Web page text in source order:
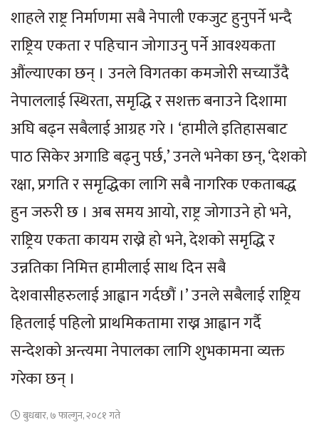
शाहले राष्ट्र निर्माणमा सबै नेपाली एकजुट हुनुपर्ने भन्दै
राष्ट्रिय एकता र पहिचान जोगाउनु पर्ने आवश्यकता
औंल्याएका छन् । उनले विगतका कमजोरी सच्याउँदै
नेपाललाई स्थिरता, समृद्धि र सशक्त बनाउने दिशामा
अघि बढ्न सबैलाई आग्रह गरे । ‘हामीले इतिहासबाट
पाठ सिकेर अगाडि बढ्नु पर्छ,’ उनले भनेका छन्, ‘देशको
रक्षा, प्रगति र समृद्धिका लागि सबै नागरिक एकताबद्ध
हुन जरुरी छ । अब समय आयो, राष्ट्र जोगाउने हो भने,
राष्ट्रिय एकता कायम राख्ने हो भने, देशको समृद्धि र
उन्नतिका निमित्त हामीलाई साथ दिन सबै
देशवासीहरुलाई आह्वान गर्दछौं ।’ उनले सबैलाई राष्ट्रिय
हितलाई पहिलो प्राथमिकतामा राख्न आह्वान गर्दै
सन्देशको अन्त्यमा नेपालका लागि शुभकामना व्यक्त
गरेका छन् ।
बुधबार, ७ फाल्गुन, २०८१ गते